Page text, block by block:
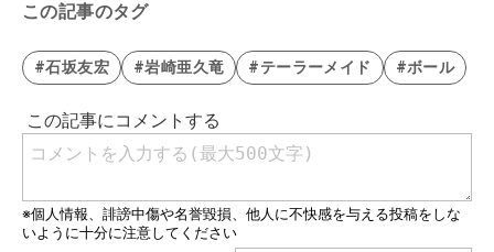
この記事のタグ
#石坂友宏 #岩崎亜久竜 #テーラーメイド #ボール